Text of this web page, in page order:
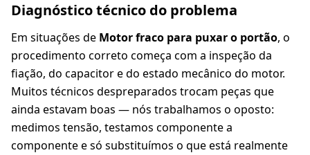
Diagnóstico técnico do problema
Em situações de Motor fraco para puxar o portão, o
procedimento correto começa com a inspeção da
fiação, do capacitor e do estado mecânico do motor.
Muitos técnicos despreparados trocam peças que
ainda estavam boas — nós trabalhamos o oposto:
medimos tensão, testamos componente a
componente e só substituímos o que está realmente